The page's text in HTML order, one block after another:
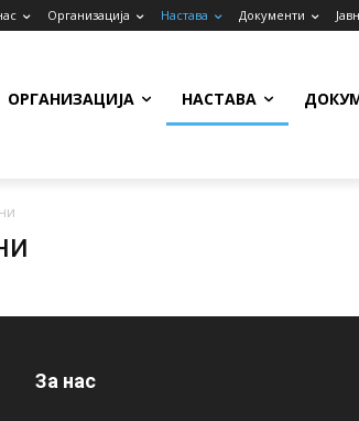
Организација Настава Документи
ОРГАНИЗАЦИЈА НАСТАВА
За нас